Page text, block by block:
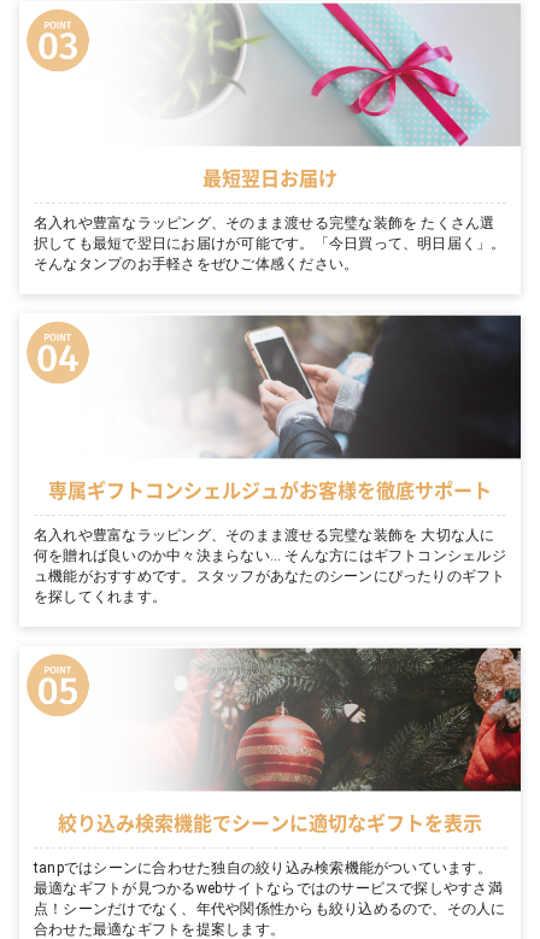
最短翌日お届け
名入れや豊富なラッピング、そのまま渡せる完璧な装飾を たくさん選
択しても最短で翌日にお届けが可能です。「今日買って、明日届く」。
そんなタンプのお手軽さをぜひご体感ください。
専属ギフトコンシェルジュがお客様を徹底サポート
名入れや豊富なラッピング、そのまま渡せる完璧な装飾を 大切な人に
何を贈れば良いのか中々決まらない… そんな方にはギフトコンシェルジ
ュ機能がおすすめです。スタッフがあなたのシーンにぴったりのギフト
を探してくれます。
絞り込み検索機能でシーンに適切なギフトを表示
tanpではシーンに合わせた独自の絞り込み検索機能がついています。
最適なギフトが見つかるwebサイトならではのサービスで探しやすさ満
点！シーンだけでなく、年代や関係性からも絞り込めるので、その人に
合わせた最適なギフトを提案します。